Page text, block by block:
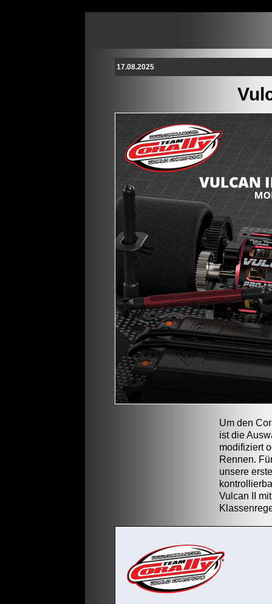
17.08.2025
Um den
ist die
modifiziert
Rennen.
unsere
Vulcan II